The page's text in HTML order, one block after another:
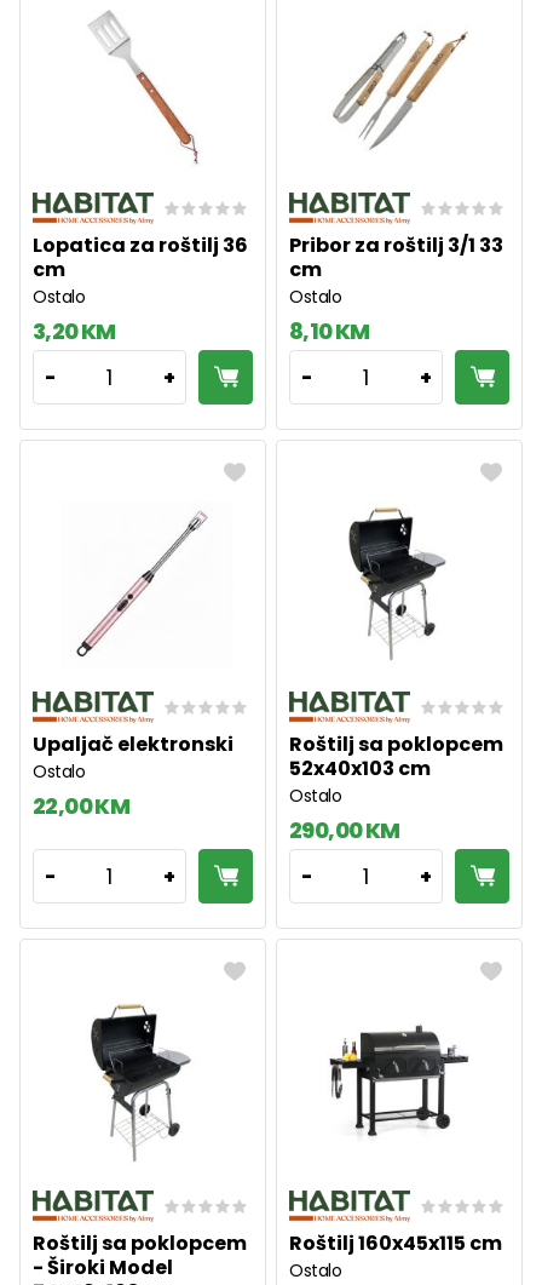
Lopatica za roštilj 36
cm
Ostalo
3,20 KM
- 1 +
Pribor za roštilj 3/1 33
cm
Ostalo
8,10 KM
- 1 +
Upaljač elektronski
Ostalo
22,00 KM
- 1 +
Roštilj sa poklopcem
52x40x103 cm
Ostalo
290,00 KM
- 1 +
Roštilj sa poklopcem
- Široki Model
Roštilj 160x45x115 cm
Ostalo